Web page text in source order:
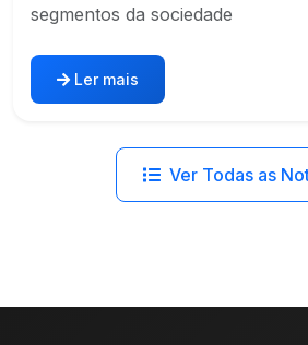
segmentos da sociedade
Ler mais
Ver Todas as